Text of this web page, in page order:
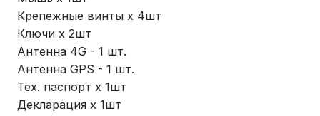
Крепежные винты х 4шт
Ключи х 2шт
Антенна 4G - 1 шт.
Антенна GPS - 1 шт.
Тех. паспорт х 1шт
Декларация х 1шт